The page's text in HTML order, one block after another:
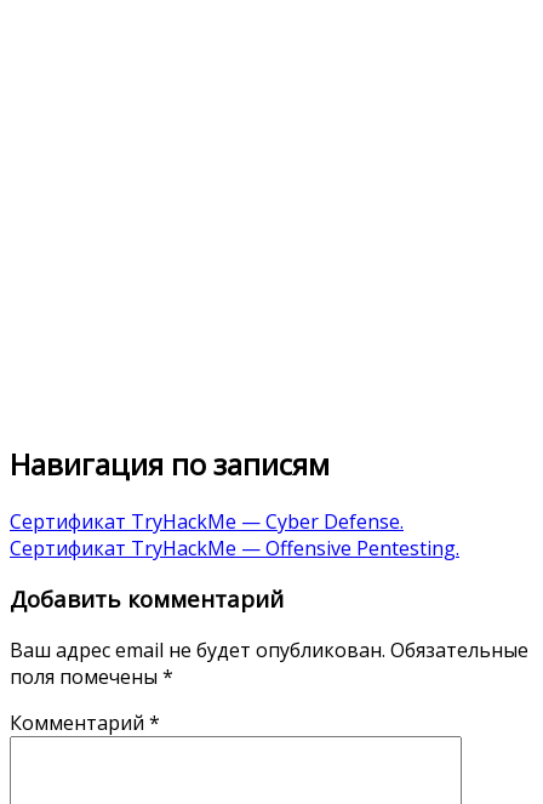
Навигация по записям
Сертификат TryHackMe — Cyber Defense.
Сертификат TryHackMe — Offensive Pentesting.
Добавить комментарий
Ваш адрес email не будет опубликован. Обязательные
поля помечены *
Комментарий *